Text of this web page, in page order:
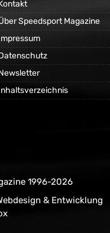
Speedsport Magazine
1996-2026
& Entwicklung